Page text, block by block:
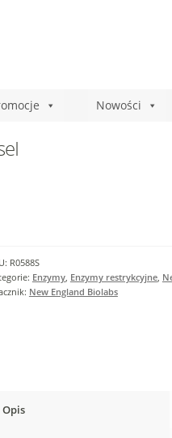
Nowości
R0588S
Enzymy, Enzymy restrykcyjne,
New England Biolabs
Opis